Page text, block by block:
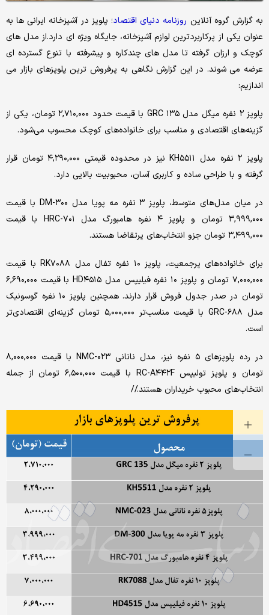
به گزارش گروه آنلاین روزنامه دنیای اقتصاد؛ پلوپز در آشپزخانه ایرانی ها به
عنوان یکی از پرکاربردترین لوازم آشپزخانه، جایگاه ویژه ای دارد.از مدل های
کوچک و ارزان گرفته تا مدل های چندکاره و پیشرفته با تنوع گسترده ای
عرضه می شوند. در این گزارش نگاهی به پرفروش ترین پلوپزهای بازار می
اندازیم:
پلوپز ۲ نفره میگل مدل GRC ۱۳۵ با قیمت حدود ۲,۷۱۰,۰۰۰ تومان، یکی از
گزینه‌های اقتصادی و مناسب برای خانواده‌های کوچک محسوب می‌شود.
پلوپز ۲ نفره مدل KH۵۵۱۱ نیز در محدوده قیمتی ۴,۲۹۰,۰۰۰ تومان قرار
گرفته و با طراحی ساده و کاربری آسان، محبوبیت بالایی دارد.
در میان مدل‌های متوسط، پلوپز ۳ نفره مه پویا مدل DM-۳۰۰ با قیمت
۳,۹۹۹,۰۰۰ تومان و پلوپز ۴ نفره هامبورگ مدل HRC-۷۰۱ با قیمت
۳,۴۹۹,۰۰۰ تومان جزو انتخاب‌های پرتقاضا هستند.
برای خانواده‌های پرجمعیت، پلوپز ۱۰ نفره تفال مدل RK۷۰۸۸ با قیمت
۷,۰۰۰,۰۰۰ تومان و پلوپز ۱۰ نفره فیلیپس مدل HD۴۵۱۵ با قیمت ۶,۶۹۰,۰۰۰
تومان در صدر جدول فروش قرار دارند. همچنین پلوپز ۱۰ نفره گوسونیک
مدل GRC-۶۸۸ با قیمت مناسب‌تر ۵,۰۰۰,۰۰۰ تومان گزینه‌ای اقتصادی‌تر
است.
در رده پلوپزهای ۵ نفره نیز، مدل نانانی NMC-۰۲۳ با قیمت ۸,۰۰۰,۰۰۰
تومان و پلوپز تولیپس RC-A۴۴۲F با قیمت ۶,۵۰۰,۰۰۰ تومان از جمله
انتخاب‌های محبوب خریداران هستند.//